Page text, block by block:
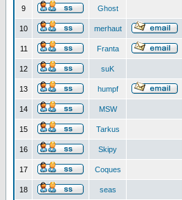
9 Ghost
10 merhaut
11 Franta
12 suK
13 humpf
14 MSW
15 Tarkus
16 Skipy
17 Coques
18 seas